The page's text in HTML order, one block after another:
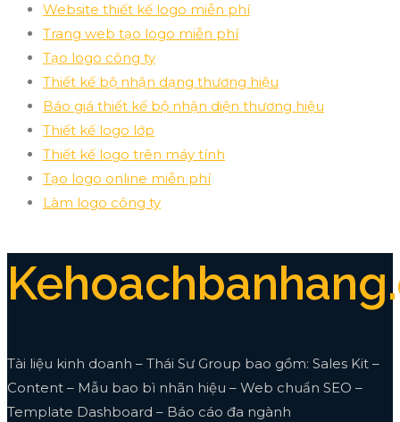
Website thiết kế logo miễn phí
Trang web tạo logo miễn phí
Tạo logo công ty
Thiết kế bộ nhận dạng thương hiệu
Báo giá thiết kế bộ nhận diện thương hiệu
Thiết kế logo lớp
Thiết kế logo trên máy tính
Tạo logo online miễn phí
Làm logo công ty
Tài liệu kinh doanh – Thái Sư Group bao gồm: Sales Kit –
Content – Mẫu bao bì nhãn hiệu – Web chuẩn SEO –
Template Dashboard – Báo cáo đa ngành